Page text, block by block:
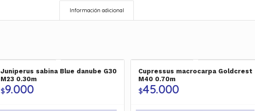
Información adicional
Juniperus sabina Blue danube G30
M23 0.30m
$9.000
Cupressus macrocarpa Goldcrest
M40 0.70m
$45.000